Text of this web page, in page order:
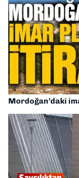
Mordoğan’daki